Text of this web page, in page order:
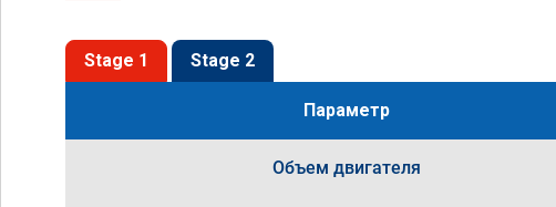
Stage 1 Stage 2
Параметр
Объем двигателя